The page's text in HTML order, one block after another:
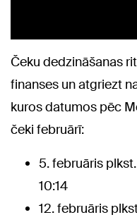
Čeku dedzināšanas
finanses un atgriezt
kuros datumos pēc
čeki februārī:
5. februāris
10:14
12. februāris